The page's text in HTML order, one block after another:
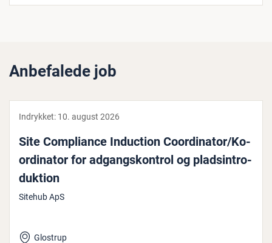
Anbefalede job
Indrykket: 10. august 2026
Site Com­pli­an­ce Induction Co­or­di­na­tor/Ko­
or­di­na­tor for ad­gangs­kon­trol og plads­in­tro­
duk­tion
Sitehub ApS
Glostrup